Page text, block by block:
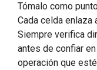
Tómalo como
Cada celda enlaza
Siempre verifica
antes de confiar
operación que